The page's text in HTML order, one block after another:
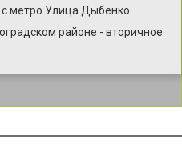
метро Улица Дыбенко
районе - вторичное